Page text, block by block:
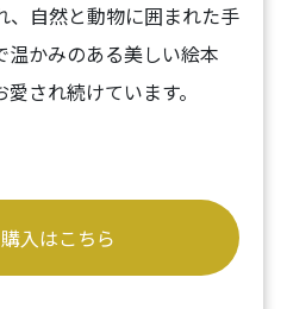
、自然と動物に囲まれた手
かみのある美しい絵本
され続けています。
入はこちら